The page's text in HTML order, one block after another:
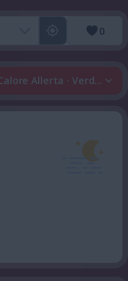
0
Allerta · Verde